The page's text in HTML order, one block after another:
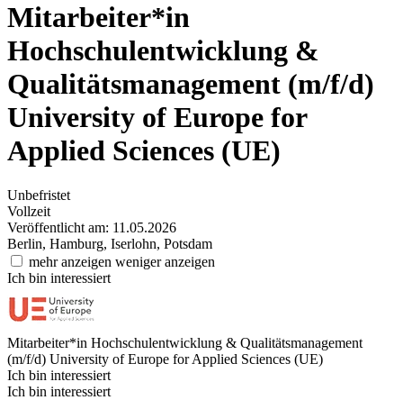
Mitarbeiter*in
Hochschulentwicklung &
Qualitätsmanagement (m/f/d)
University of Europe for
Applied Sciences (UE)
Unbefristet
Vollzeit
Veröffentlicht am: 11.05.2026
Berlin, Hamburg, Iserlohn, Potsdam
mehr anzeigen weniger anzeigen
Ich bin interessiert
Mitarbeiter*in Hochschulentwicklung & Qualitätsmanagement
(m/f/d) University of Europe for Applied Sciences (UE)
Ich bin interessiert
Ich bin interessiert